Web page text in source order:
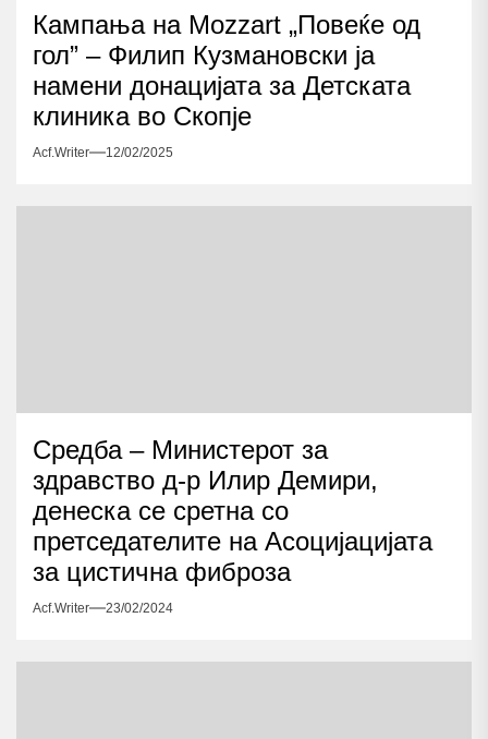
Кампања на Mozzart „Повеќе од
гол” – Филип Кузмановски ја
намени донацијата за Детската
клиника во Скопје
Acf.writer 12/02/2025
Средба – Министерот за
здравство д-р Илир Демири,
денеска се сретна со
претседателите на Асоцијацијата
за цистична фиброза
Acf.writer 23/02/2024